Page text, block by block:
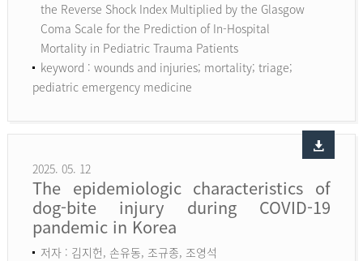
the Reverse Shock Index Multiplied by the Glasgow
Coma Scale for the Prediction of In-Hospital
Mortality in Pediatric Trauma Patients
keyword : wounds and injuries; mortality; triage;
pediatric emergency medicine
2025. 05. 12
The epidemiologic characteristics of
dog-bite injury during COVID-19
pandemic in Korea
저자 : 김지헌, 손유동, 조규종, 조영석